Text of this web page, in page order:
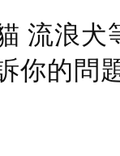
流浪
你的問